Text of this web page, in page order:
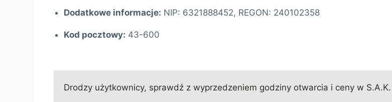
Dodatkowe informacje: NIP: 6321888452, REGON: 240102358
Kod pocztowy: 43-600
Drodzy użytkownicy, sprawdź z wyprzedzeniem godziny otwarcia i ceny w